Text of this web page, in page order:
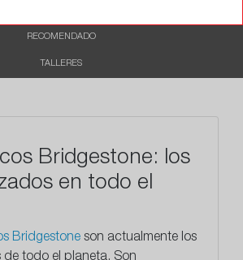
RECOMENDADO
TALLERES
Bridgestone: los
en todo el
Bridgestone son actualmente los